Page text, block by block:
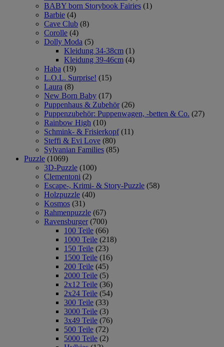
BABY born Storybook Fairies (1)
Barbie (4)
Cave Club (8)
Corolle (4)
Dolly Moda (5)
Kleidung 34-38cm (1)
Kleidung 39-46cm (4)
Haba (19)
L.O.L. Surprise! (15)
Laura (8)
New Born Baby (17)
Puppenhaus & Zubehör (26)
Puppenzubehör: Puppenwagen, -betten & Co. (27)
Rainbow High (10)
Schmink- & Frisierkopf (11)
Steffi & Evi Love (80)
Sylvanian Families (85)
Puzzle (1069)
3D-Puzzle (100)
Clementoni (2)
Escape-, Krimi- & Story-Puzzle (58)
Holzpuzzle (40)
Kosmos (31)
Rahmenpuzzle (67)
Ravensburger (700)
100 Teile (66)
1000 Teile (218)
150 Teile (23)
1500 Teile (16)
200 Teile (45)
2000 Teile (5)
2x12 Teile (36)
2x24 Teile (54)
300 Teile (33)
3000 Teile (3)
3x49 Teile (76)
500 Teile (72)
5000 Teile (2)